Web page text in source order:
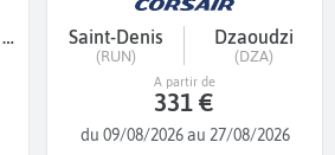
Mahébourg - Ile Maurice Saint-Denis
(RUN)
Dzaoudzi
(DZA)
du 09/08/2026 au 27/08/2026
A partir de
331 €